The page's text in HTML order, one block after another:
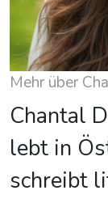
Mehr über
Chantal
lebt in
schreibt